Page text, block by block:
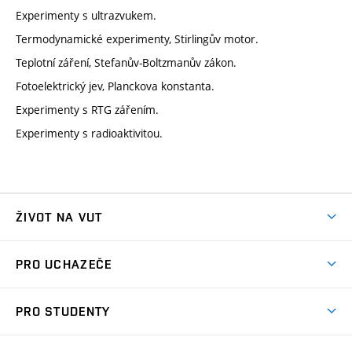
Experimenty s ultrazvukem.
Termodynamické experimenty, Stirlingův motor.
Teplotní záření, Stefanův-Boltzmanův zákon.
Fotoelektrický jev, Planckova konstanta.
Experimenty s RTG zářením.
Experimenty s radioaktivitou.
ŽIVOT NA VUT
Koleje
PRO UCHAZEČE
PRO STUDENTY